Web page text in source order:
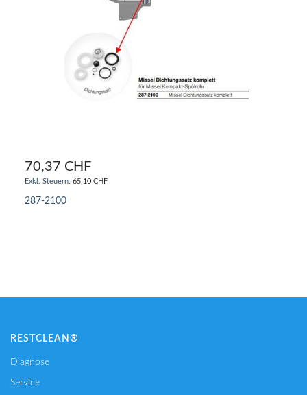
70,37 CHF
65,10 CHF
287-2100
RESTCLEAN®
Diagnose
Service